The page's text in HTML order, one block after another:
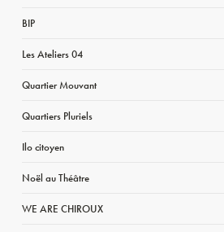
BIP
Les Ateliers 04
Quartier Mouvant
Quartiers Pluriels
Ilo citoyen
Noël au Théâtre
WE ARE CHIROUX